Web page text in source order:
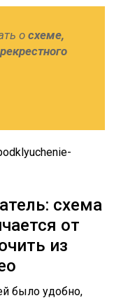
осхеме,
схема
от
из
было удобно,